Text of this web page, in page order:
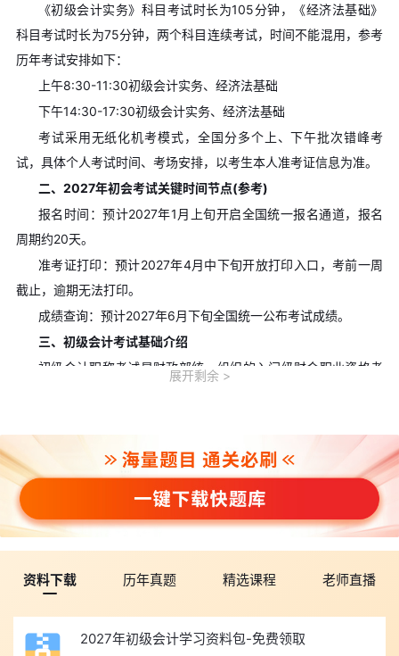
《初级会计实务》科目考试时长为105分钟，《经济法基础》
科目考试时长为75分钟，两个科目连续考试，时间不能混用，参考
历年考试安排如下：
上午8:30-11:30初级会计实务、经济法基础
下午14:30-17:30初级会计实务、经济法基础
考试采用无纸化机考模式，全国分多个上、下午批次错峰考
试，具体个人考试时间、考场安排，以考生本人准考证信息为准。
二、2027年初会考试关键时间节点(参考)
报名时间：预计2027年1月上旬开启全国统一报名通道，报名
周期约20天。
准考证打印：预计2027年4月中下旬开放打印入口，考前一周
截止，逾期无法打印。
成绩查询：预计2027年6月下旬全国统一公布考试成绩。
三、初级会计考试基础介绍
初级会计职称考试是财政部统一组织的入门级财会职业资格考
通用、终身有效。
报考门槛低，不限专业、不限工作年限，仅需高中及以上学历
即可报考，是零基础转行、在校生提升技能的首选财会证书。
四、2027初级会计考试科目详解
两科同时通关方可拿证。
1. 《初级会计实务》
用、财务报表等实操内容。
展开剩余
资料下载 历年真题 精选课程 老师直播
2027年初级会计学习资料包-免费领取